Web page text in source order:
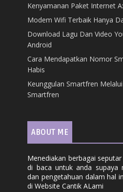
Kenyamanan Paket Internet
Modem Wifi Terbaik Hanya
Download Lagu Dan Video
Android
Cara Mendapatkan Nomor
Habis
Keunggulan Smartfren
Smartfren
ABOUT ME
Menediakan berbagai
di baca untuk anda supaya
dan pengetahuan dalam hal
di Website Cantik ALami